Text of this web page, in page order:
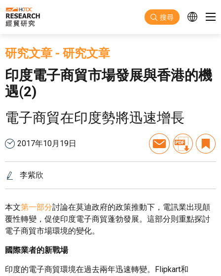
跳至主要內容
搜尋
研究文章 - 研究文章
印度電子商貿市場發展與香港的機
遇(2)
電子商貿在印度勢將迅速增長
2017年10月19日
李紫欣
本文第一部分討論在莫迪政府的政策推動下，電訊業出現顛
覆性轉變，促使印度電子商貿蓬勃發展。這部分則重點探討
電子商貿市場環境的變化。
國際業者的新戰場
印度的電子商貿環境在過去兩年迅速轉變。Flipkart和